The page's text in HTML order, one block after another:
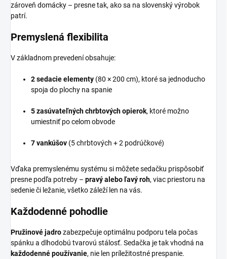
zároveň domácky – presne tak, ako sa na slovenský výrobok
patrí.
Premyslená flexibilita
V základnom prevedení obsahuje:
2 sedacie elementy (80 × 200 cm), ktoré sa jednoducho
spoja do plochy na spanie
5 zasúvateľných chrbtových opierok, ktoré možno
umiestniť po celom obvode
7 vankúšov (5 chrbtových + 2 podrúčkové)
Vďaka premyslenému systému si môžete sedačku prispôsobiť
presne podľa potreby – pravý alebo ľavý roh, viac priestoru na
sedenie či ležanie, všetko záleží len na vás.
Každodenné pohodlie
Pružinové jadrozabezpečuje optimálnu podporu tela počas
spánku a dlhodobú tvarovú stálosť. Sedačka je tak vhodná na
každodenné používanie, nie len príležitostné prespanie.